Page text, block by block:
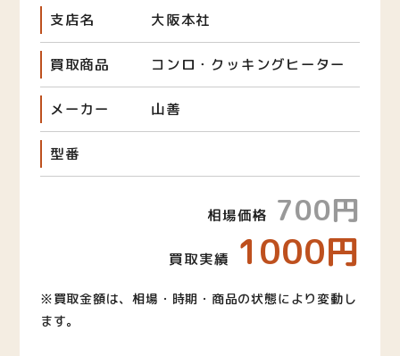
支店名 大阪本社
買取商品 コンロ・クッキングヒーター
メーカー 山善
型番
相場価格 700円
買取実績 1000円
※買取金額は、相場・時期・商品の状態により変動し
ます。